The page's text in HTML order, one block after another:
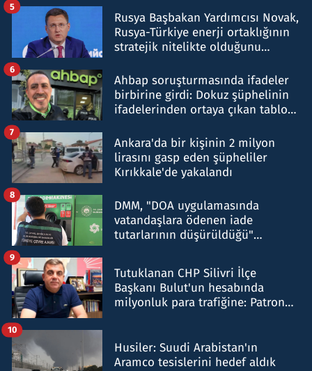
Rusya Başbakan Yardımcısı Novak,
Rusya-Türkiye enerji ortaklığının
stratejik nitelikte olduğunu
5
Ahbap soruşturmasında ifadeler
birbirine girdi: Dokuz şüphelinin
ifadelerinden ortaya çıkan tablo
6
Ankara'da bir kişinin 2 milyon
lirasını gasp eden şüpheliler
Kırıkkale'de yakalandı
7
DMM, "DOA uygulamasında
vatandaşlara ödenen iade
tutarlarının düşürüldüğü"
8
Tutuklanan CHP Silivri İlçe
Başkanı Bulut'un hesabında
milyonluk para trafiğine: Patron
9
Husiler: Suudi Arabistan'ın
Aramco tesislerini hedef aldık
10